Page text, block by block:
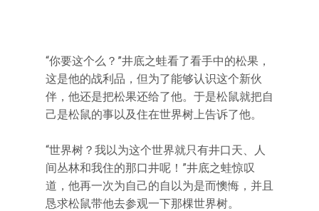
“你要这个么？”井底之蛙看了看手中的松果，
这是他的战利品，但为了能够认识这个新伙
伴，他还是把松果还给了他。于是松鼠就把自
己是松鼠的事以及住在世界树上告诉了他。
“世界树？我以为这个世界就只有井口天、人
间丛林和我住的那口井呢！”井底之蛙惊叹
道，他再一次为自己的自以为是而懊悔，并且
恳求松鼠带他去参观一下那棵世界树。